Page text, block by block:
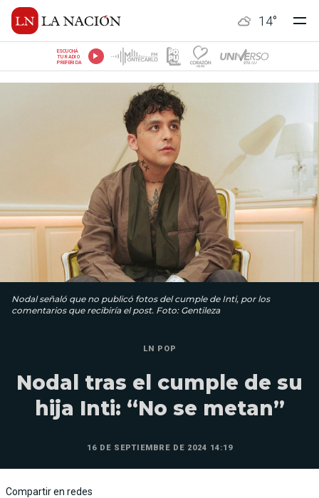
14°
ESCUCHÁ
TU RADIO
PREFERIDA
Nodal señaló que no publicó fotos del cumple de Inti, por los
comentarios que recibiría el post. Foto: Gentileza
LN POP
Nodal tras el cumple de su
hija Inti: “No se metan”
16 DE SEPTIEMBRE DE 2024 14:19
Compartir en redes